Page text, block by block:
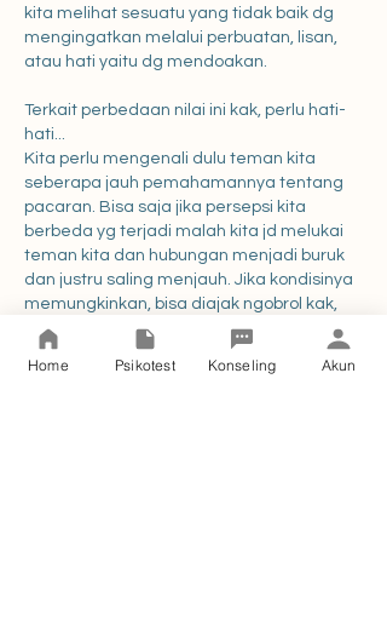
kita melihat sesuatu yang tidak baik dg
mengingatkan melalui perbuatan, lisan,
atau hati yaitu dg mendoakan.
Terkait perbedaan nilai ini kak, perlu hati-
hati...
Kita perlu mengenali dulu teman kita
seberapa jauh pemahamannya tentang
pacaran. Bisa saja jika persepsi kita
berbeda yg terjadi malah kita jd melukai
teman kita dan hubungan menjadi buruk
dan justru saling menjauh. Jika kondisinya
memungkinkan, bisa diajak ngobrol kak,
tapi perlu hati-hati agar kita tidak
menghakimi dan merasa lebih baik dari
dia. Kita memposisikan sebagai teman
Home Psikotest Konseling Akun